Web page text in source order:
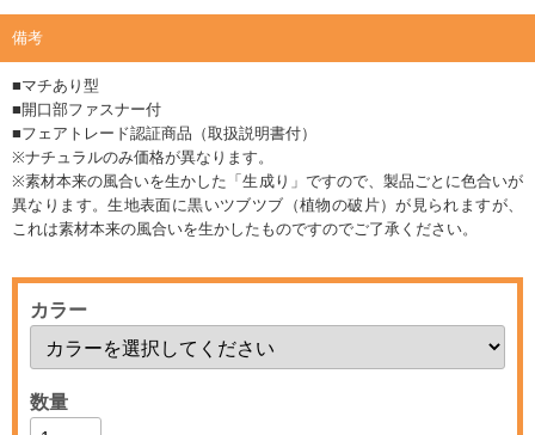
備考
■マチあり型
■開口部ファスナー付
■フェアトレード認証商品（取扱説明書付）
※ナチュラルのみ価格が異なります。
※素材本来の風合いを生かした「生成り」ですので、製品ごとに色合いが
異なります。生地表面に黒いツブツブ（植物の破片）が見られますが、
これは素材本来の風合いを生かしたものですのでご了承ください。
カラー
数量